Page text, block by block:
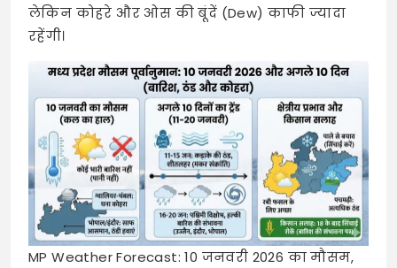
लेकिन कोहरे और ओस की बूंदें (Dew) काफी ज्यादा
रहेंगी।
MP Weather Forecast: 10 जनवरी 2026 का मौसम,